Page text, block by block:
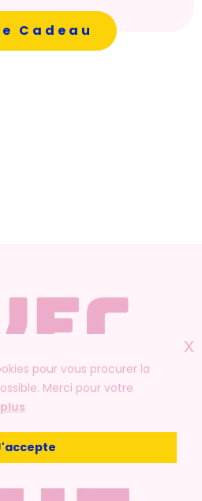
Cadeau
pour vous procurer la
Merci pour votre
x